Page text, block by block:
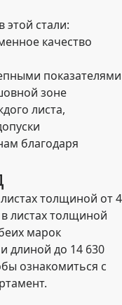
этой стали:
качество
показателями
зоне
листа,
благодаря
толщиной от 4
листах толщиной
марок
длиной до 14 630
ознакомиться с